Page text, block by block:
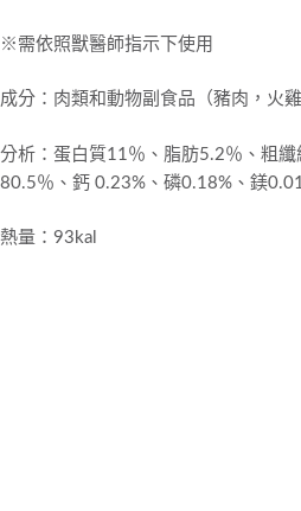
※需依照獸醫師指示下使用
成分：肉類和動物副食品（豬肉，火
分析：蛋白質11％、脂肪5.2％、粗
80.5％、鈣 0.23%、磷0.18%、鎂
熱量：93kal